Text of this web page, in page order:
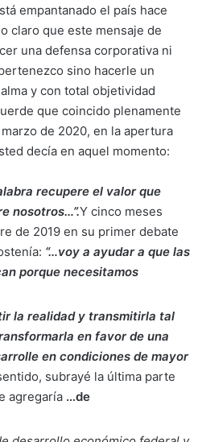
empantanado el país hace
claro que este mensaje de
una defensa corporativa ni
sino hacerle un
y con total objetividad
que coincido plenamente
de 2020, en la apertura
decía en aquel momento:
recupere el valor que
nosotros…”.Y cinco meses
de 2019 en su primer debate
“…voy a ayudar a que las
porque necesitamos
la realidad y transmitirla tal
en favor de una
en condiciones de mayor
subrayé la última parte
agregaría …de